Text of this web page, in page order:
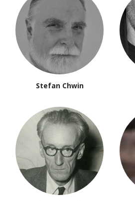
Stefan Chwin